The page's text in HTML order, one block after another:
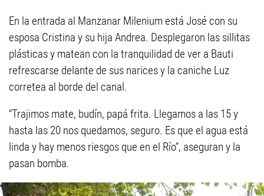
En la entrada al Manzanar Milenium está José con su
esposa Cristina y su hija Andrea. Desplegaron las sillitas
plásticas y matean con la tranquilidad de ver a Bauti
refrescarse delante de sus narices y la caniche Luz
corretea al borde del canal.
“Trajimos mate, budín, papá frita. Llegamos a las 15 y
hasta las 20 nos quedamos, seguro. Es que el agua está
linda y hay menos riesgos que en el Río”, aseguran y la
pasan bomba.